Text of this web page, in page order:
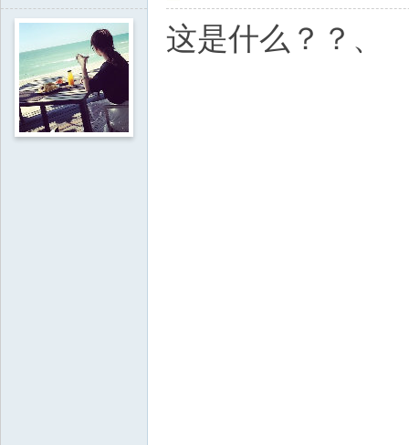
这是什么？？、